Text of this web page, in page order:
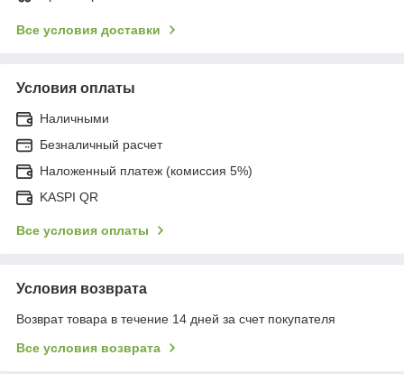
Все условия доставки
Условия оплаты
Наличными
Безналичный расчет
Наложенный платеж (комиссия 5%)
KASPI QR
Все условия оплаты
Условия возврата
Возврат товара в течение 14 дней за счет покупателя
Все условия возврата